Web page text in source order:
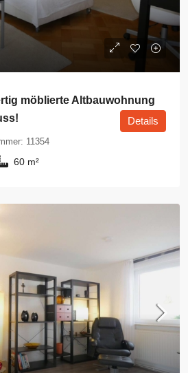
möblierte Altbauwohnung
11354
60 m²
Details